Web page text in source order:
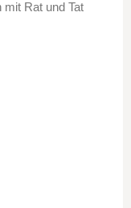
Rat und Tat